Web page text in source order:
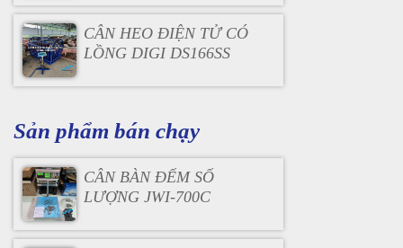
CÂN HEO ĐIỆN TỬ CÓ
LỒNG DIGI DS166SS
Sản phẩm bán chạy
CÂN BÀN ĐẾM SỐ
LƯỢNG JWI-700C